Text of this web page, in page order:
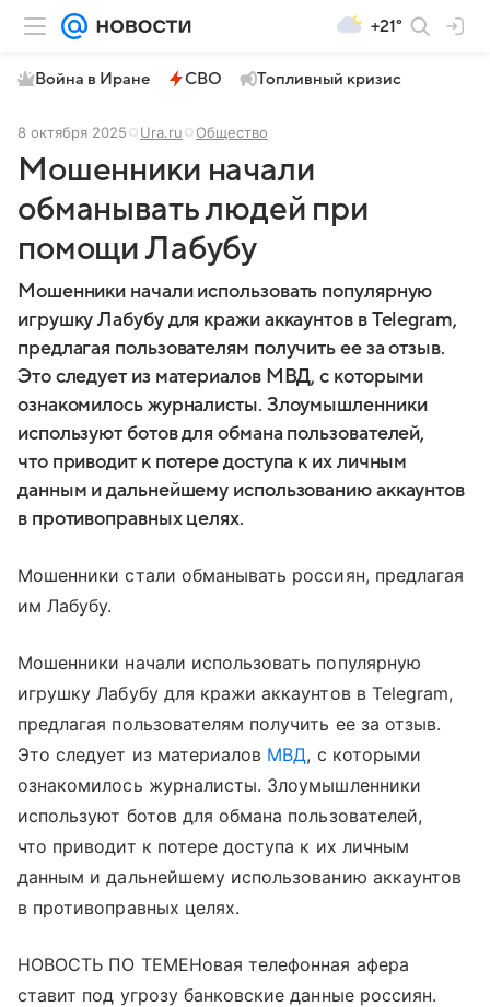
+21°
Война в Иране СВО Топливный кризис
8 октября 2025 Ura.ru Общество
Мошенники начали
обманывать людей при
помощи Лабубу
Мошенники начали использовать популярную
игрушку Лабубу для кражи аккаунтов в Telegram,
предлагая пользователям получить ее за отзыв.
Это следует из материалов МВД, с которыми
ознакомилось журналисты. Злоумышленники
используют ботов для обмана пользователей,
что приводит к потере доступа к их личным
данным и дальнейшему использованию аккаунтов
в противоправных целях.
Мошенники стали обманывать россиян, предлагая
им Лабубу.
Мошенники начали использовать популярную
игрушку Лабубу для кражи аккаунтов в Telegram,
предлагая пользователям получить ее за отзыв.
Это следует из материалов МВД, с которыми
ознакомилось журналисты. Злоумышленники
используют ботов для обмана пользователей,
что приводит к потере доступа к их личным
данным и дальнейшему использованию аккаунтов
в противоправных целях.
НОВОСТЬ ПО ТЕМЕНовая телефонная афера
ставит под угрозу банковские данные россиян.